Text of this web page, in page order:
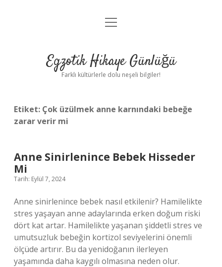
Anasayfa
Yasal Uyarı
menüyü
Egzotik Hikaye Günlüğü
Farklı kültürlerle dolu neşeli bilgiler!
Etiket: Çok üzülmek anne karnındaki bebeğe
zarar verir mi
Anne Sinirlenince Bebek Hisseder
Mi
Tarih: Eylül 7, 2024
Anne sinirlenince bebek nasıl etkilenir? Hamilelikte
stres yaşayan anne adaylarında erken doğum riski
dört kat artar. Hamilelikte yaşanan şiddetli stres ve
umutsuzluk bebeğin kortizol seviyelerini önemli
ölçüde artırır. Bu da yenidoğanın ilerleyen
yaşamında daha kaygılı olmasına neden olur.